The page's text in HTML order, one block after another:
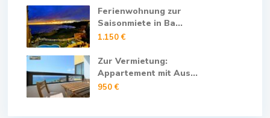
Ferienwohnung zur
Saisonmiete in Ba...
1.150 €
Zur Vermietung:
Appartement mit Aus...
950 €